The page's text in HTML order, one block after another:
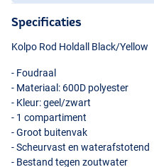
Specificaties
Kolpo Rod Holdall Black/Yellow
- Foudraal
- Materiaal: 600D polyester
- Kleur: geel/zwart
- 1 compartiment
- Groot buitenvak
- Scheurvast en waterafstotend
- Bestand tegen zoutwater